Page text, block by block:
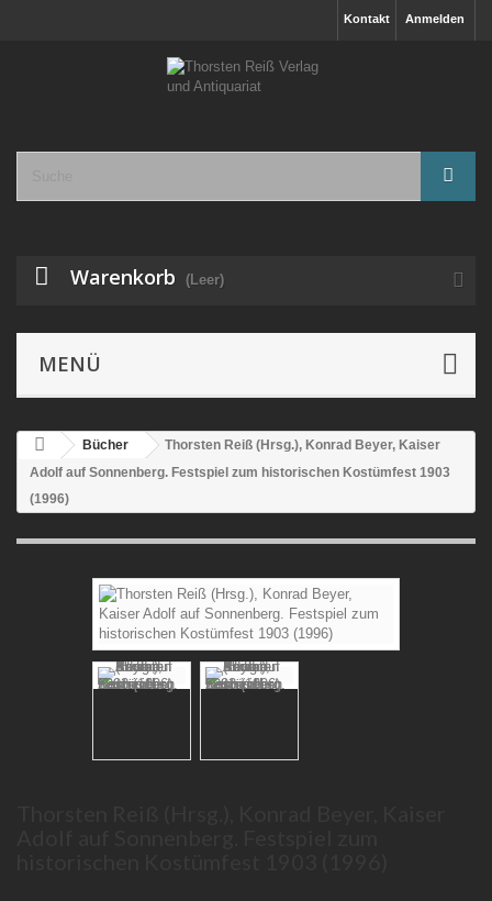
Anmelden
Kontakt
Warenkorb (Leer)
MENÜ
Bücher
Thorsten Reiß (Hrsg.), Konrad Beyer, Kaiser
Adolf auf Sonnenberg. Festspiel zum historischen Kostümfest 1903
(1996)